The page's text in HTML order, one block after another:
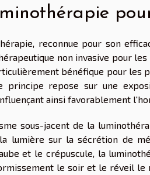
reconnue pour son
non invasive pour
bénéfique pour les
principe repose sur une
ainsi favorablement
sous-jacent de la
lumière sur la sécrétion de
et le crépuscule, la
le soir et le réveil le